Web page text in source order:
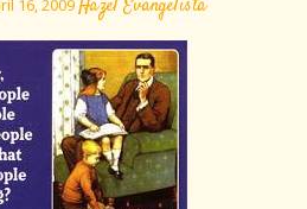
16, 2009Hazel Evangelista